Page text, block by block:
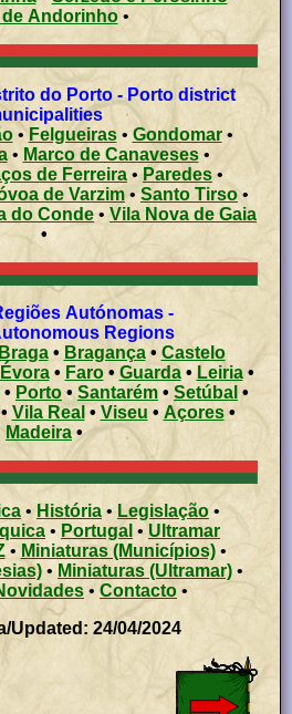
de Andorinho•
do Porto - Porto district
• Felgueiras• Gondomar•
• Marco de Canaveses•
de Ferreira • Paredes•
de Varzim•Santo Tirso•
do Conde• Vila Nova de Gaia
•
Autónomas -
Regions
Braga• Bragança•Castelo
Évora• Faro• Guarda• Leiria•
• Porto • Santarém • Setúbal •
Vila Real • Viseu • Açores•
Madeira•
• História • Legislação•
• Portugal •Ultramar
• Miniaturas (Municípios)•
• Miniaturas (Ultramar) •
• Contacto •
Updated: 24/04/2024